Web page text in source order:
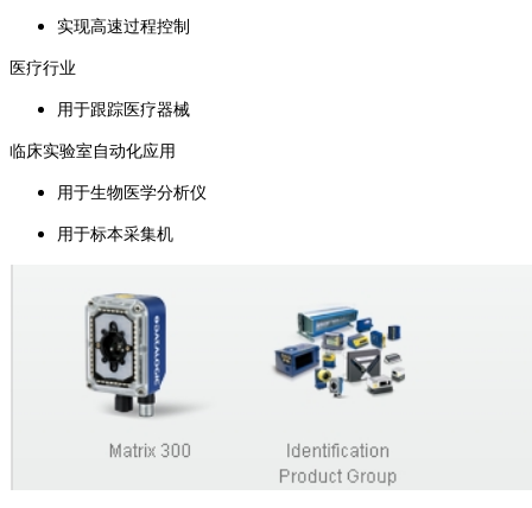
实现高速过程控制
医疗行业
用于跟踪医疗器械
临床实验室自动化应用
用于生物医学分析仪
用于标本采集机